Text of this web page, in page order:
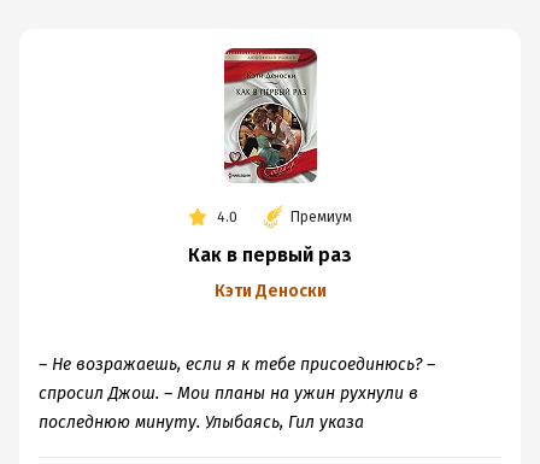
4.0 Премиум
Как в первый раз
Кэти Деноски
– Не возражаешь, если я к тебе присоединюсь? –
спросил Джош. – Мои планы на ужин рухнули в
последнюю минуту. Улыбаясь, Гил указа